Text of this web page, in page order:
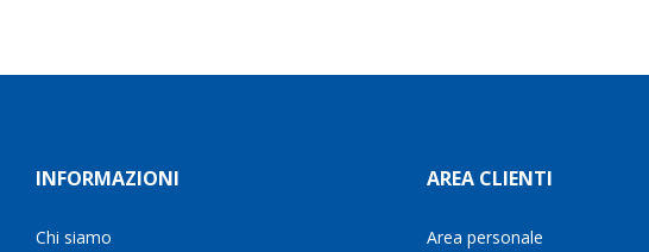
INFORMAZIONI
Chi siamo
AREA CLIENTI
Area personale